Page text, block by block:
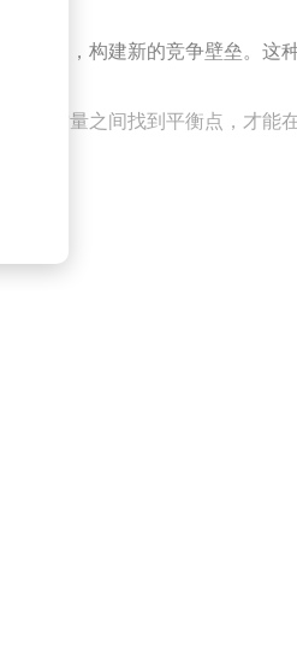
能力，构建新的竞争壁垒。这
与质量之间找到平衡点，才能